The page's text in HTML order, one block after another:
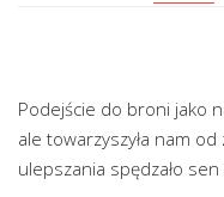
Podejście do broni jako
ale towarzyszyła nam od
ulepszania spędzało